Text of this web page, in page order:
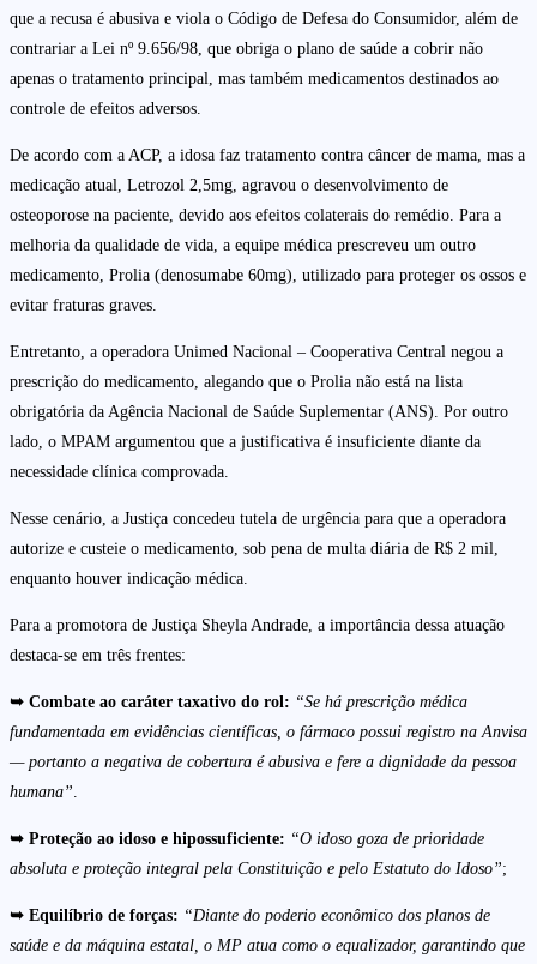
que a recusa é abusiva e viola o Código de Defesa do Consumidor, além de
contrariar a Lei nº 9.656/98, que obriga o plano de saúde a cobrir não
apenas o tratamento principal, mas também medicamentos destinados ao
controle de efeitos adversos.
De acordo com a ACP, a idosa faz tratamento contra câncer de mama, mas a
medicação atual, Letrozol 2,5mg, agravou o desenvolvimento de
osteoporose na paciente, devido aos efeitos colaterais do remédio. Para a
melhoria da qualidade de vida, a equipe médica prescreveu um outro
medicamento, Prolia (denosumabe 60mg), utilizado para proteger os ossos e
evitar fraturas graves.
Entretanto, a operadora Unimed Nacional – Cooperativa Central negou a
prescrição do medicamento, alegando que o Prolia não está na lista
obrigatória da Agência Nacional de Saúde Suplementar (ANS). Por outro
lado, o MPAM argumentou que a justificativa é insuficiente diante da
necessidade clínica comprovada.
Nesse cenário, a Justiça concedeu tutela de urgência para que a operadora
autorize e custeie o medicamento, sob pena de multa diária de R$ 2 mil,
enquanto houver indicação médica.
Para a promotora de Justiça Sheyla Andrade, a importância dessa atuação
destaca-se em três frentes:
➥ Combate ao caráter taxativo do rol: “Se há prescrição médica
fundamentada em evidências científicas, o fármaco possui registro na Anvisa
— portanto a negativa de cobertura é abusiva e fere a dignidade da pessoa
humana”.
➥ Proteção ao idoso e hipossuficiente: “O idoso goza de prioridade
absoluta e proteção integral pela Constituição e pelo Estatuto do Idoso”;
➥ Equilíbrio de forças: “Diante do poderio econômico dos planos de
saúde e da máquina estatal, o MP atua como o equalizador, garantindo que